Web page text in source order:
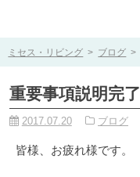
ミセス・リビング > ブログ >
重要事項説明完了
2017.07.20 ブログ
皆様、お疲れ様です。